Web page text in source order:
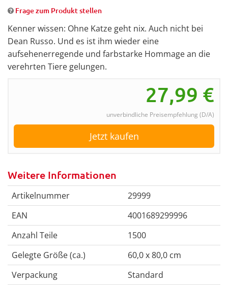
Frage zum Produkt stellen
Kenner wissen: Ohne Katze geht nix. Auch nicht bei
Dean Russo. Und es ist ihm wieder eine
aufsehenerregende und farbstarke Hommage an die
verehrten Tiere gelungen.
27,99 €
unverbindliche Preisempfehlung (D/A)
Jetzt kaufen
Weitere Informationen
Artikelnummer
29999
EAN
4001689299996
Anzahl Teile
1500
Gelegte Größe (ca.)
60,0 x 80,0 cm
Verpackung
Standard